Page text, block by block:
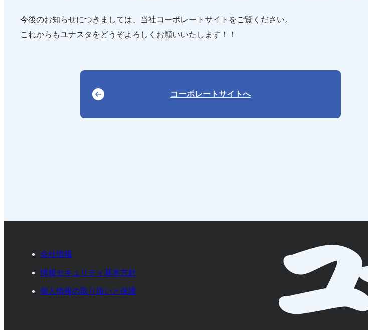
今後のお知らせにつきましては、当社コーポレートサイトをご覧ください。
これからもユナスタをどうぞよろしくお願いいたします！！
コーポレートサイトへ
会社情報
情報セキュリティ基本方針
個人情報の取り扱いと保護